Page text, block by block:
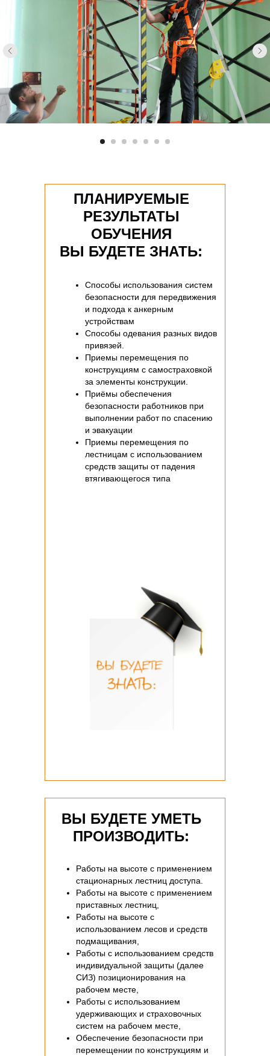
Способы использования систем
безопасности для передвижения
и подхода к анкерным
устройствам
Способы одевания разных видов
привязей.
Приемы перемещения по
конструкциям с самостраховкой
за элементы конструкции.
Приёмы обеспечения
безопасности работников при
выполнении работ по спасению
и эвакуации
Приемы перемещения по
лестницам с использованием
средств защиты от падения
втягивающегося типа
ПЛАНИРУЕМЫЕ
РЕЗУЛЬТАТЫ
ОБУЧЕНИЯ
ВЫ БУДЕТЕ ЗНАТЬ:
Работы на высоте с применением
стационарных лестниц доступа.
Работы на высоте с применением
приставных лестниц,
Работы на высоте с
использованием лесов и средств
подмащивания,
Работы с использованием средств
индивидуальной защиты (далее
СИЗ) позиционирования на
рабочем месте,
Работы с использованием
удерживающих и страховочных
систем на рабочем месте,
Обеспечение безопасности при
перемещении по конструкциям и
ВЫ БУДЕТЕ УМЕТЬ
ПРОИЗВОДИТЬ: